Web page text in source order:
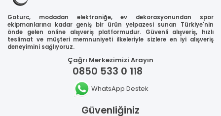
Goturc, modadan elektroniğe, ev dekorasyonundan spor
ekipmanlarına kadar geniş bir ürün yelpazesi sunan Türkiye'nin
önde gelen online alışveriş platformudur. Güvenli alışveriş, hızlı
teslimat ve müşteri memnuniyeti ilkeleriyle sizlere en iyi alışveriş
deneyimini sağlıyoruz.
Çağrı Merkezimizi Arayın
0850 533 0 118
WhatsApp Destek
Güvenliğiniz